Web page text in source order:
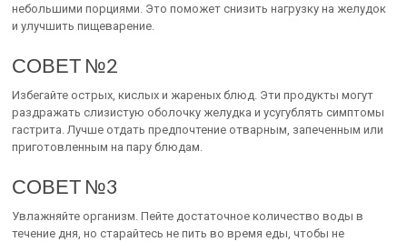
небольшими порциями. Это поможет снизить нагрузку на желудок
и улучшить пищеварение.
СОВЕТ №2
Избегайте острых, кислых и жареных блюд. Эти продукты могут
раздражать слизистую оболочку желудка и усугублять симптомы
гастрита. Лучше отдать предпочтение отварным, запеченным или
приготовленным на пару блюдам.
СОВЕТ №3
Увлажняйте организм. Пейте достаточное количество воды в
течение дня, но старайтесь не пить во время еды, чтобы не